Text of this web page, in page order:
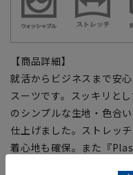
【商品詳細】
就活からビジネスまで安
スーツです。スッキリと
のシンプルな生地・色合
仕上げました。ストレッ
着心地も確保。また『